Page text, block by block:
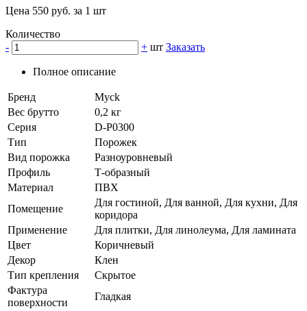
Цена 550 руб. за 1 шт
Количество
-
+ шт Заказать
Полное описание
Бренд
Myck
Вес брутто
0,2 кг
Серия
D-P0300
Тип
Порожек
Вид порожка
Разноуровневый
Профиль
Т-образный
Материал
ПВХ
Помещение
Для гостиной, Для ванной, Для кухни, Для
коридора
Применение
Для плитки, Для линолеума, Для ламината
Цвет
Коричневый
Декор
Клен
Тип крепления
Скрытое
Фактура
поверхности
Гладкая